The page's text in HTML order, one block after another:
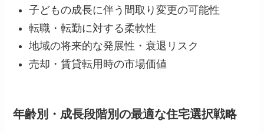
子どもの成長に伴う間取り変更の可能性
転職・転勤に対する柔軟性
地域の将来的な発展性・衰退リスク
売却・賃貸転用時の市場価値
年齢別・成長段階別の最適な住宅選択戦略